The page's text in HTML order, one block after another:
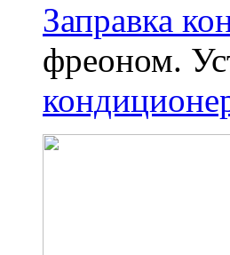
Заправка
фреоном.